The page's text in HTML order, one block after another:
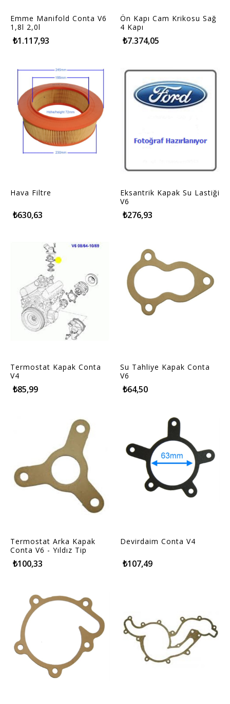
Emme Manifold Conta V6
1,8l 2,0l
₺1.117,93
Ön Kapı Cam Krikosu Sağ
4 Kapı
₺7.374,05
Hava Filtre
₺630,63
Eksantrik Kapak Su Lastiği
V6
₺276,93
Termostat Kapak Conta
V4
₺85,99
Su Tahliye Kapak Conta
V6
₺64,50
Termostat Arka Kapak
Conta V6 - Yıldız Tip
₺100,33
Devirdaim Conta V4
₺107,49